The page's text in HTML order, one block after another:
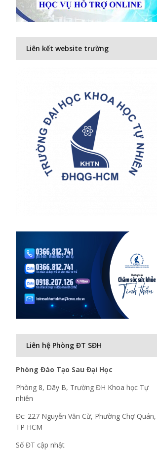
Liên kết website trường
Liên hệ Phòng ĐT SĐH
Phòng Đào Tạo Sau Đại Học
Phòng 8, Dãy B, Trường ĐH Khoa học Tự
nhiên
Đc: 227 Nguyễn Văn Cừ, Phường Chợ Quán,
TP HCM
Số ĐT cập nhật